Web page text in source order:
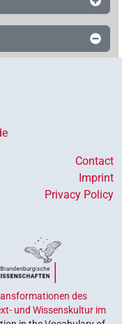
Contact
Imprint
Privacy Policy
des
und Wissenskultur im